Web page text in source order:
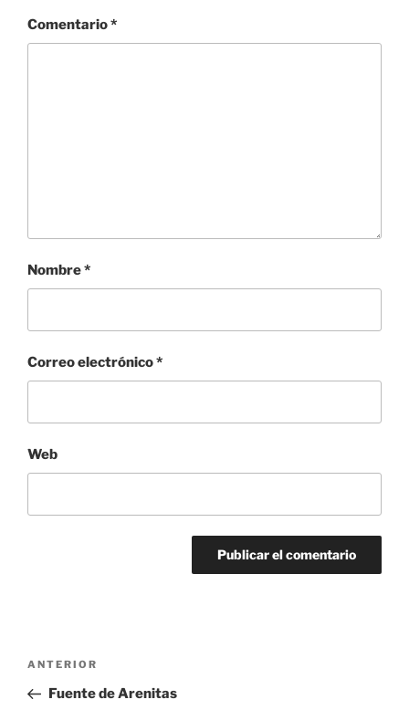
Comentario*
Nombre*
Correo electrónico*
Web
Navegación
Entrada
anterior:
ANTERIOR
Fuente de Arenitas